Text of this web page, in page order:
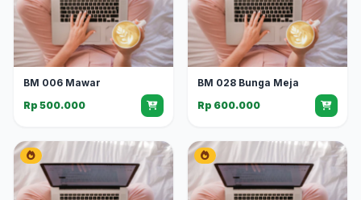
BM 006 Mawar
Rp 500.000
BM 028 Bunga Meja
Rp 600.000